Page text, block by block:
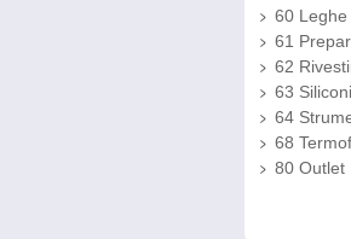
60 Leghe
61
62
63 Siliconi
64
68
80 Outlet